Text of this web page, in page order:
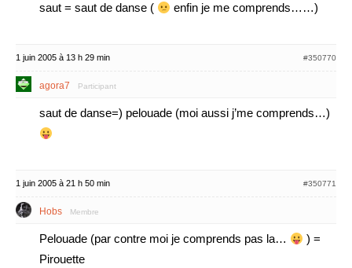
saut = saut de danse ( enfin je me comprends……)
1 juin 2005 à 13 h 29 min #350770
agora7 Participant
saut de danse=) pelouade (moi aussi j’me comprends…)
1 juin 2005 à 21 h 50 min #350771
Hobs Membre
Pelouade (par contre moi je comprends pas la…
) =
Pirouette